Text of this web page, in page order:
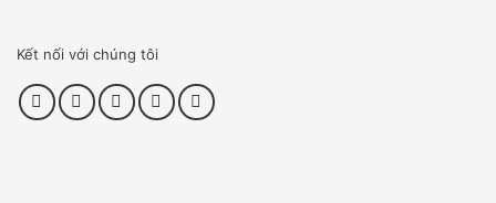
Kết nối với chúng tôi